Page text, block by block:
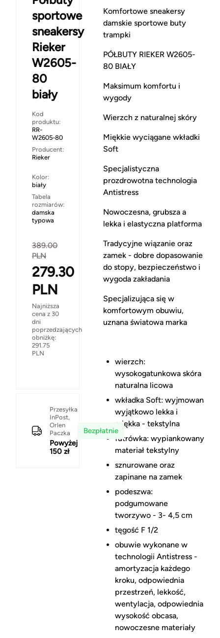
sportowe
sneakersy
Rieker
W2605-
80
biały
Kod
produktu:
RR-
W2605-80
Producent:
Rieker
Kolor:
biały
Tabela
rozmiarów:
damska
typowa
389.00
PLN
279.30
PLN
Najniższa
cena z 30
dni
poprzedzających
obniżkę:
291.75
PLN
Przesyłka
InPost,
Orlen
Paczka
Powyżej
150 zł
Bezpłatnie
Komfortowe sneakersy
damskie sportowe buty
trampki
PÓŁBUTY RIEKER W2605-
80 BIAŁY
Maksimum komfortu i
wygody
Wierzch z naturalnej skóry
Miękkie wyciągane wkładki
Soft
Specjalistyczna
prozdrowotna technologia
Antistress
Nowoczesna, grubsza a
lekka i elastyczna platforma
Tradycyjne wiązanie oraz
zamek - dobre dopasowanie
do stopy, bezpieczeństwo i
wygoda zakładania
Specjalizująca się w
komfortowym obuwiu,
uznana światowa marka
wierzch:
wysokogatunkowa skóra
naturalna licowa
wkładka Soft: wyjmowana,
wyjątkowo lekka i
miękka - tekstylna
futrówka: wypiankowany
materiał tekstylny
sznurowane oraz
zapinane na zamek
podeszwa:
podgumowane
tworzywo - 3- 4,5 cm
tęgość F 1/2
obuwie wykonane w
technologii Antistress -
amortyzacja każdego
kroku, odpowiednia
przestrzeń, lekkość,
wentylacja, odpowiednia
wysokość obcasa,
nowoczesne materiały